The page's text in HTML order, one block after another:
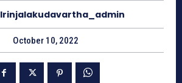
Irinjalakudavartha_admin
October 10, 2022